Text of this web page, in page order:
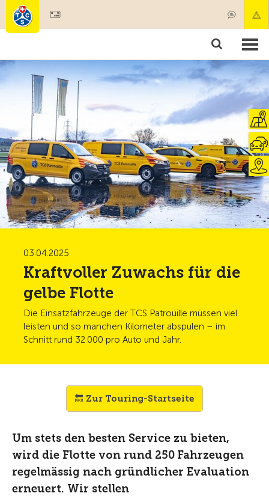
Mitgliedschaft & Leistungen
Test, Sicherheit & Gesundheit
03.04.2025
Kraftvoller Zuwachs für die
gelbe Flotte
Die Einsatzfahrzeuge der TCS Patrouille müssen viel
leisten und so manchen Kilometer abspulen – im
Schnitt rund 32 000 pro Auto und Jahr.
🔙 Zur Touring-Startseite
Um stets den besten Service zu bieten,
wird die Flotte von rund 250 Fahrzeugen
regelmässig nach gründlicher Evaluation
erneuert. Wir stellen